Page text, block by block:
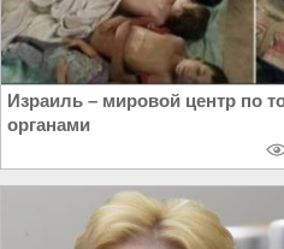
Израиль – мировой центр по
органами